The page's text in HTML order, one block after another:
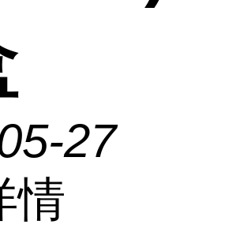
27
情